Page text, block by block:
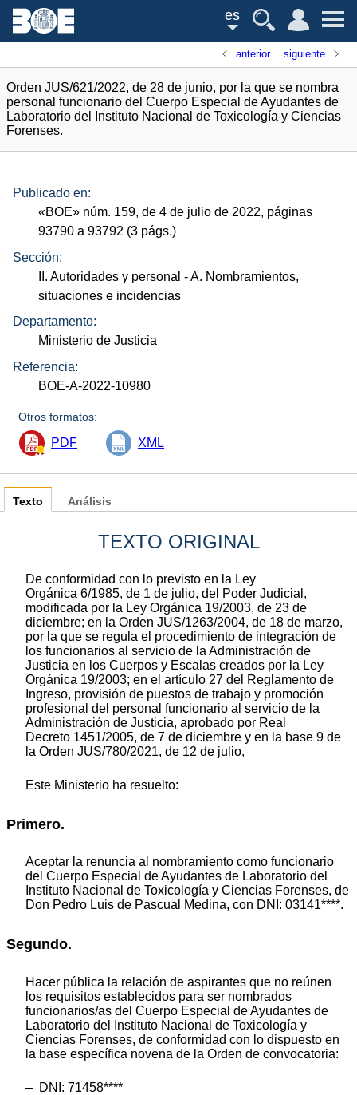
es
anterior siguiente
Orden JUS/621/2022, de 28 de junio, por la que se nombra
personal funcionario del Cuerpo Especial de Ayudantes de
Laboratorio del Instituto Nacional de Toxicología y Ciencias
Forenses.
Publicado en:
«BOE» núm. 159, de 4 de julio de 2022, páginas
93790 a 93792 (3 págs.)
Sección:
II. Autoridades y personal - A. Nombramientos,
situaciones e incidencias
Departamento:
Ministerio de Justicia
Referencia:
BOE-A-2022-10980
Otros formatos:
PDF XML
Texto
TEXTO ORIGINAL
De conformidad con lo previsto en la Ley
Orgánica 6/1985, de 1 de julio, del Poder Judicial,
modificada por la Ley Orgánica 19/2003, de 23 de
diciembre; en la Orden JUS/1263/2004, de 18 de marzo,
por la que se regula el procedimiento de integración de
los funcionarios al servicio de la Administración de
Justicia en los Cuerpos y Escalas creados por la Ley
Orgánica 19/2003; en el artículo 27 del Reglamento de
Ingreso, provisión de puestos de trabajo y promoción
profesional del personal funcionario al servicio de la
Administración de Justicia, aprobado por Real
Decreto 1451/2005, de 7 de diciembre y en la base 9 de
la Orden JUS/780/2021, de 12 de julio,
Este Ministerio ha resuelto:
Primero.
Aceptar la renuncia al nombramiento como funcionario
del Cuerpo Especial de Ayudantes de Laboratorio del
Instituto Nacional de Toxicología y Ciencias Forenses, de
Don Pedro Luis de Pascual Medina, con DNI: 03141****.
Segundo.
Hacer pública la relación de aspirantes que no reúnen
los requisitos establecidos para ser nombrados
funcionarios/as del Cuerpo Especial de Ayudantes de
Laboratorio del Instituto Nacional de Toxicología y
Ciencias Forenses, de conformidad con lo dispuesto en
la base específica novena de la Orden de convocatoria:
– DNI: 71458****
Análisis